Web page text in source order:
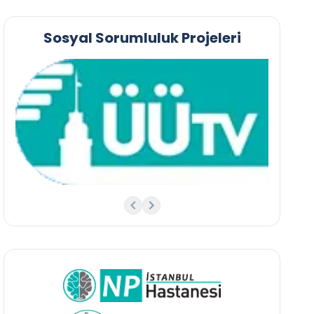
Sosyal Sorumluluk Projeleri